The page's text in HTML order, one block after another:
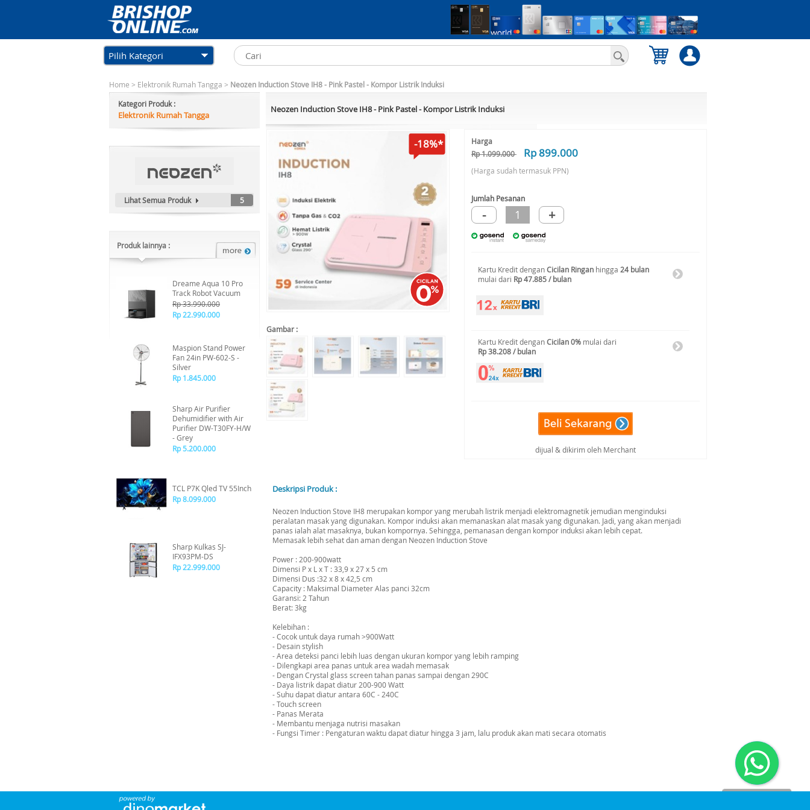
Pilih Kategori
Home > Elektronik Rumah Tangga > Neozen Induction Stove IH8 - Pink Pastel - Kompor Listrik Induksi
Kategori Produk :
Elektronik Rumah Tangga
Lihat Semua Produk 5
Produk lainnya :
Dreame Aqua 10 Pro
Track Robot Vacuum
Rp 33.990.000
Rp 22.990.000
Maspion Stand Power
Fan 24in PW-602-S -
Silver
Rp 1.845.000
Sharp Air Purifier
Dehumidifier with Air
Purifier DW-T30FY-H/W
- Grey
Rp 5.200.000
TCL P7K Qled TV 55Inch
Rp 8.099.000
Sharp Kulkas SJ-
IFX93PM-DS
Rp 22.999.000
Neozen Induction Stove IH8 - Pink Pastel - Kompor Listrik Induksi
-18%*
Gambar :
Harga
Rp 1.099.000
Rp 899.000
(Harga sudah termasuk PPN)
Jumlah Pesanan
- 1 +
Kartu Kredit denganCicilan Ringan hingga 24 bulan
mulai dari Rp 47.885 / bulan
Kartu Kredit denganCicilan 0% mulai dari
Rp 38.208 / bulan
dijual & dikirim oleh Merchant
Deskripsi Produk :
Neozen Induction Stove IH8 merupakan kompor yang merubah listrik menjadi elektromagnetik jemudian menginduksi
peralatan masak yang digunakan. Kompor induksi akan memanaskan alat masak yang digunakan. Jadi, yang akan menjadi
panas ialah alat masaknya, bukan kompornya. Sehingga, pemanasan dengan kompor induksi akan lebih cepat.
Memasak lebih sehat dan aman dengan Neozen Induction Stove
Power : 200-900watt
Dimensi P x L x T : 33,9 x 27 x 5 cm
Dimensi Dus :32 x 8 x 42,5 cm
Capacity : Maksimal Diameter Alas panci 32cm
Garansi: 2 Tahun
Berat: 3kg
Kelebihan :
- Cocok untuk daya rumah >900Watt
- Desain stylish
- Area deteksi panci lebih luas dengan ukuran kompor yang lebih ramping
- Dilengkapi area panas untuk area wadah memasak
- Dengan Crystal glass screen tahan panas sampai dengan 290C
- Daya listrik dapat diatur 200-900 Watt
- Suhu dapat diatur antara 60C - 240C
- Touch screen
- Panas Merata
- Membantu menjaga nutrisi masakan
- Fungsi Timer : Pengaturan waktu dapat diatur hingga 3 jam, lalu produk akan mati secara otomatis